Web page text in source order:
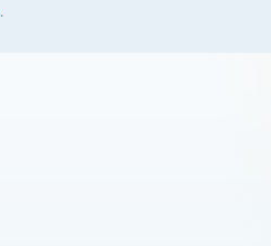
.